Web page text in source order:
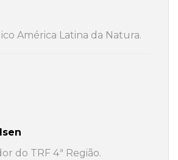
América Latina da Natura.
do TRF 4ª Região.